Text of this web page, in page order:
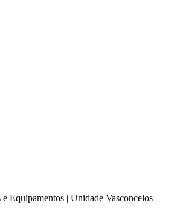
Equipamentos | Unidade Vasconcelos